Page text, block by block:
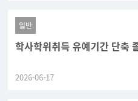
일반
학사학위취득 유예기간 단축
2026-06-17